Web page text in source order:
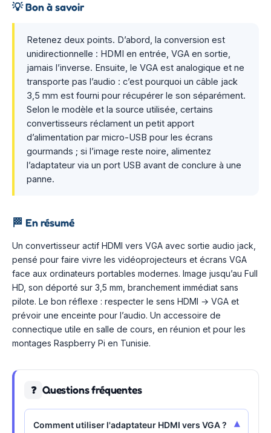
💡Bon à savoir
Retenez deux points. D’abord, la conversion est
unidirectionnelle : HDMI en entrée, VGA en sortie,
jamais l’inverse. Ensuite, le VGA est analogique et ne
transporte pas l’audio : c’est pourquoi un câble jack
3,5 mm est fourni pour récupérer le son séparément.
Selon le modèle et la source utilisée, certains
convertisseurs réclament un petit apport
d’alimentation par micro-USB pour les écrans
gourmands ; si l’image reste noire, alimentez
l’adaptateur via un port USB avant de conclure à une
panne.
🏁 En résumé
Un convertisseur actif HDMI vers VGA avec sortie audio jack,
pensé pour faire vivre les vidéoprojecteurs et écrans VGA
face aux ordinateurs portables modernes. Image jusqu’au Full
HD, son déporté sur 3,5 mm, branchement immédiat sans
pilote. Le bon réflexe : respecter le sens HDMI → VGA et
prévoir une enceinte pour l’audio. Un accessoire de
connectique utile en salle de cours, en réunion et pour les
montages Raspberry Pi en Tunisie.
❓ Questions fréquentes
Comment utiliser l'adaptateur HDMI vers VGA ? ▾